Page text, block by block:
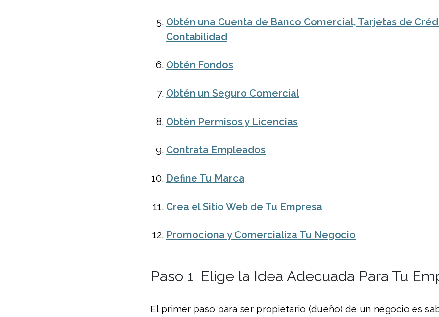
Obtén una Cuenta de Banco Comercial, Tarjetas de
Contabilidad
Obtén Fondos
Obtén un Seguro Comercial
Obtén Permisos y Licencias
Contrata Empleados
Define Tu Marca
Crea el Sitio Web de Tu Empresa
Promociona y Comercializa Tu Negocio
Paso 1: Elige la Idea Adecuada Para Tu
El primer paso para ser propietario (dueño) de un negocio es